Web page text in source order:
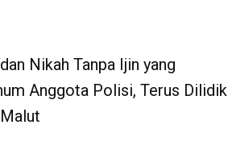
Nikah Tanpa Ijin yang
Anggota Polisi, Terus Dilidik